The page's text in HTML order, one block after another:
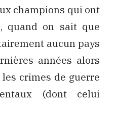
champions qui ont
quand on sait que
aucun pays
années alors
les crimes de guerre
(dont celui